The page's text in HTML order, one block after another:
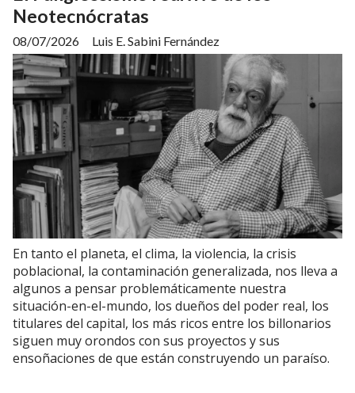
Neotecnócratas
Luis E. Sabini Fernández
08/07/2026
En tanto el planeta, el clima, la violencia, la crisis
poblacional, la contaminación generalizada, nos lleva a
algunos a pensar problemáticamente nuestra
situación-en-el-mundo, los dueños del poder real, los
titulares del capital, los más ricos entre los billonarios
siguen muy orondos con sus proyectos y sus
ensoñaciones de que están construyendo un paraíso.